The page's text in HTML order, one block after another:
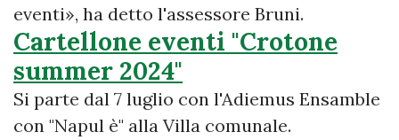
eventi», ha detto l'assessore Bruni.
Cartellone eventi "Crotone
summer 2024"
Si parte dal 7 luglio con l'Adiemus Ensamble
con "Napul è" alla Villa comunale.